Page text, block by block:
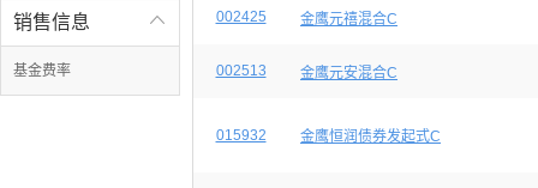

销售信息
基金费率
002425 金鹰元禧混合C
002513 金鹰元安混合C
015932 金鹰恒润债券发起式C